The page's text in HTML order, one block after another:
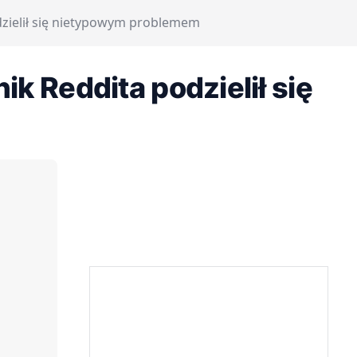
się nietypowym problemem
Reddita podzielił się